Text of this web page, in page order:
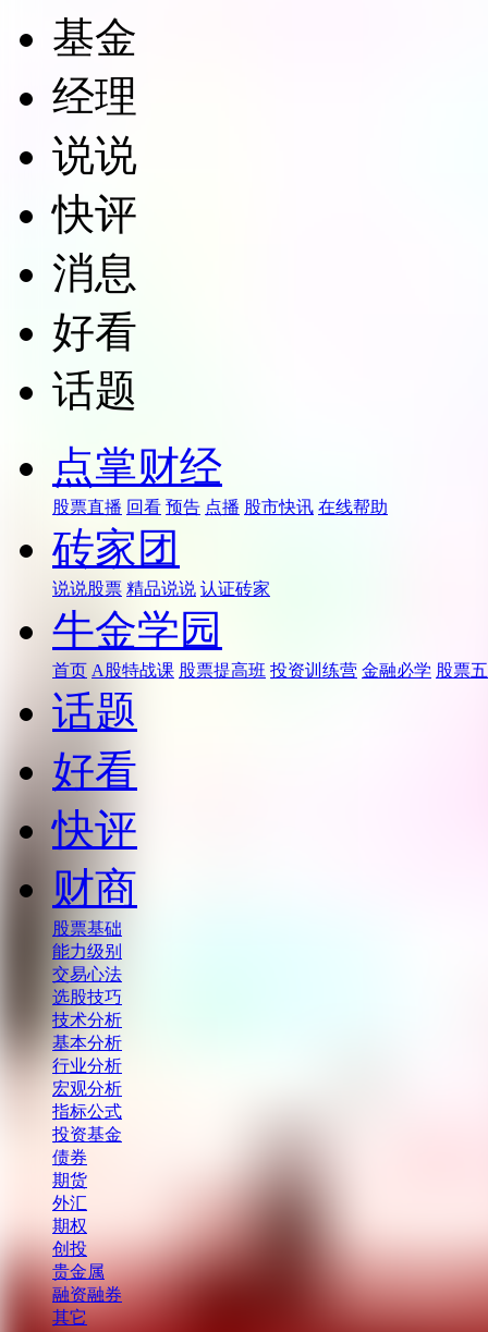
基金
经理
说说
快评
消息
好看
话题
点掌财经
股票直播 回看 预告 点播 股市快讯 在线帮助
砖家团
说说股票 精品说说 认证砖家
牛金学园
首页 A股特战课 股票提高班 投资训练营 金融必学 股票
话题
好看
快评
财商
股票基础
能力级别
交易心法
选股技巧
技术分析
基本分析
行业分析
宏观分析
指标公式
投资基金
债券
期货
外汇
期权
创投
贵金属
融资融券
其它